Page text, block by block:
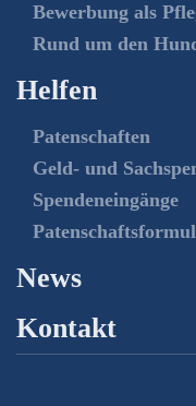
Bewerbung als
Rund um den
Helfen
Patenschaften
Geld- und
Spendeneingänge
News
Kontakt